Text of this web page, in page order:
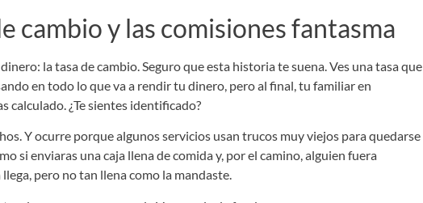
cambio y las comisiones fantasma
la tasa de cambio. Seguro que esta historia te suena. Ves una tasa que
en todo lo que va a rendir tu dinero, pero al final, tu familiar en
calculado. ¿Te sientes identificado?
Y ocurre porque algunos servicios usan trucos muy viejos para quedarse
si enviaras una caja llena de comida y, por el camino, alguien fuera
pero no tan llena como la mandaste.